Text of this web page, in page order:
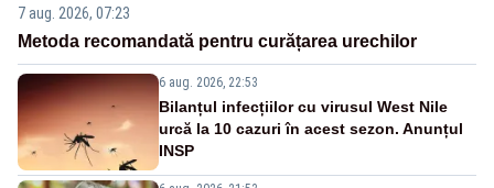
7 aug. 2026, 07:23
Metoda recomandată pentru curățarea urechilor
6 aug. 2026, 22:53
Bilanțul infecțiilor cu virusul West Nile
urcă la 10 cazuri în acest sezon. Anunțul
INSP